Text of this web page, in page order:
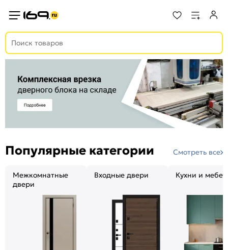
Популярные категории Смотреть все
Межкомнатные
двери
Входные двери Кухни и